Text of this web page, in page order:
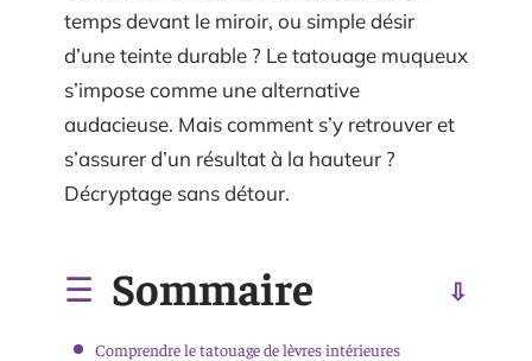
temps devant le miroir, ou simple désir
d’une teinte durable ? Le tatouage muqueux
s’impose comme une alternative
audacieuse. Mais comment s’y retrouver et
s’assurer d’un résultat à la hauteur ?
Décryptage sans détour.
Sommaire
Comprendre le tatouage de lèvres intérieures